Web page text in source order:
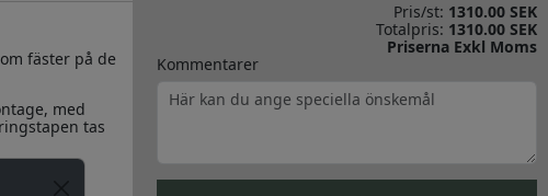
fäster på de
med
tas
Pris/st: 1310.00 SEK
Totalpris: 1310.00 SEK
Priserna Exkl Moms
Kommentarer